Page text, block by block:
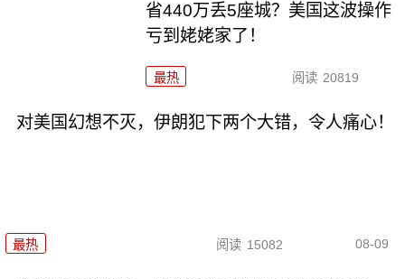
省440万丢5座城？美国这波操作
亏到姥姥家了！
最热 阅读 20819
对美国幻想不灭，伊朗犯下两个大错，令人痛心！
最热 阅读 15082 08-09